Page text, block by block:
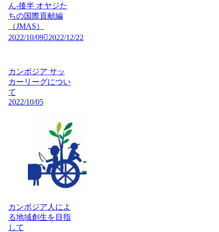
ん-後半 オヤジた
ちの国際貢献編
（JMAS）
2022/10/09
2022/12/22
カンボジア サッ
カーリーグについ
て
2022/10/05
カンボジア人によ
る地域創生を目指
して